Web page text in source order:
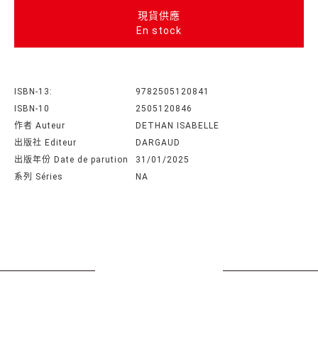
現貨供應
En stock
ISBN-13:
9782505120841
ISBN-10
2505120846
作者 Auteur
DETHAN ISABELLE
出版社 Editeur
DARGAUD
出版年份 Date de parution
31/01/2025
系列 Séries
NA